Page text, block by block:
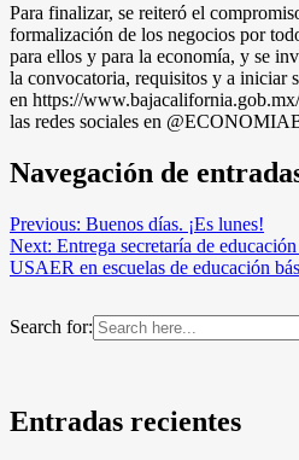
Para finalizar, se reiteró el
formalización de los negocios por
para ellos y para la economía, y se
la convocatoria, requisitos y a iniciar
en https://
las redes sociales en
Navegación de
Previous: Buenos días. ¡Es lunes!
Next: Entrega secretaría de
USAER en escuelas de educación
Search for:
Entradas recientes